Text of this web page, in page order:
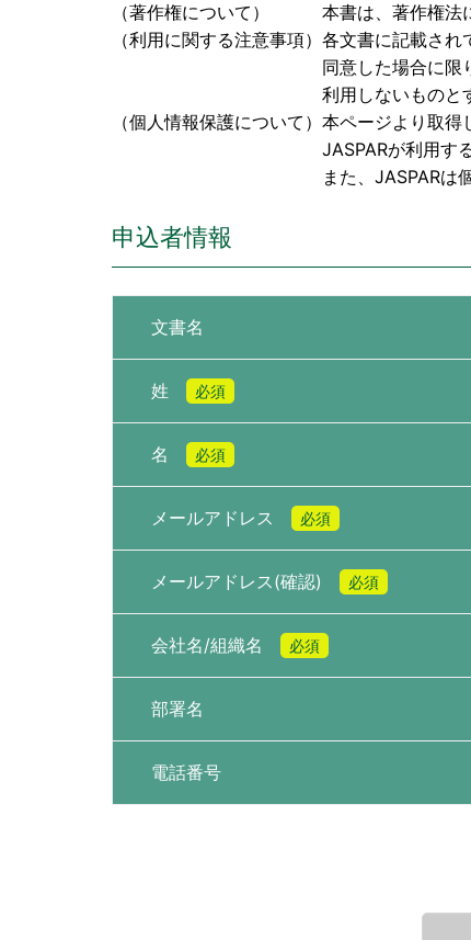
（著作権について） 本書は、著作権法に
（利用に関する注意事項）各文書に記載さ
同意した場合に限り、本書を閲
利用しないものとす
（個人情報保護について）本ページより取
JASPARが利用する事に
また、JASPARは個人情報に関
申込者情報
文書名
姓 必須
名 必須
メールアドレス 必須
メールアドレス(確認) 必須
会社名/組織名 必須
部署名
電話番号